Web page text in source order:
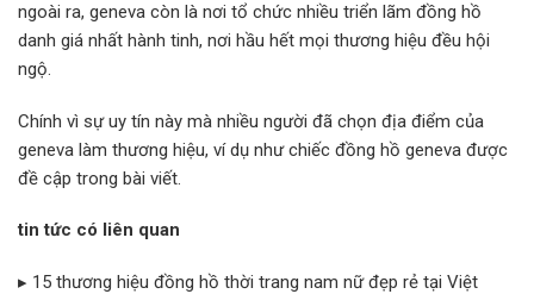
ngoài ra, geneva còn là nơi tổ chức nhiều triển lãm đồng hồ
danh giá nhất hành tinh, nơi hầu hết mọi thương hiệu đều hội
ngộ.
Chính vì sự uy tín này mà nhiều người đã chọn địa điểm của
geneva làm thương hiệu, ví dụ như chiếc đồng hồ geneva được
đề cập trong bài viết.
tin tức có liên quan
▸ 15 thương hiệu đồng hồ thời trang nam nữ đẹp rẻ tại Việt